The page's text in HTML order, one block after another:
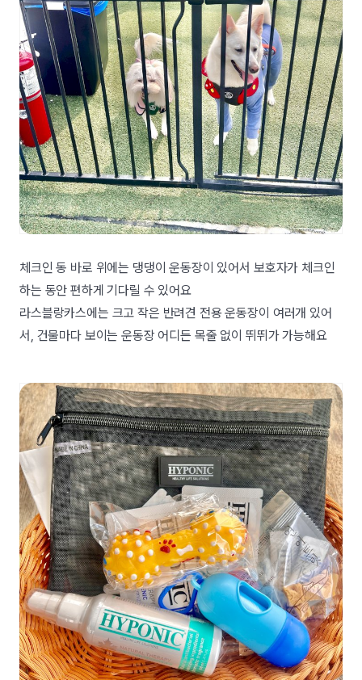
체크인 동 바로 위에는 댕댕이 운동장이 있어서 보호자가 체크인
하는 동안 편하게 기다릴 수 있어요
라스블랑카스에는 크고 작은 반려견 전용 운동장이 여러개 있어
서, 건물마다 보이는 운동장 어디든 목줄 없이 뛰뛰가 가능해요